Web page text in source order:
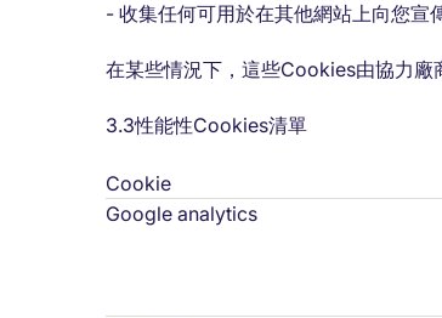
- 收集任何可用於在其他網站上向您宣
在某些情況下，這些Cookies由協力廠
3.3性能性Cookies清單
Cookie
Google analytics